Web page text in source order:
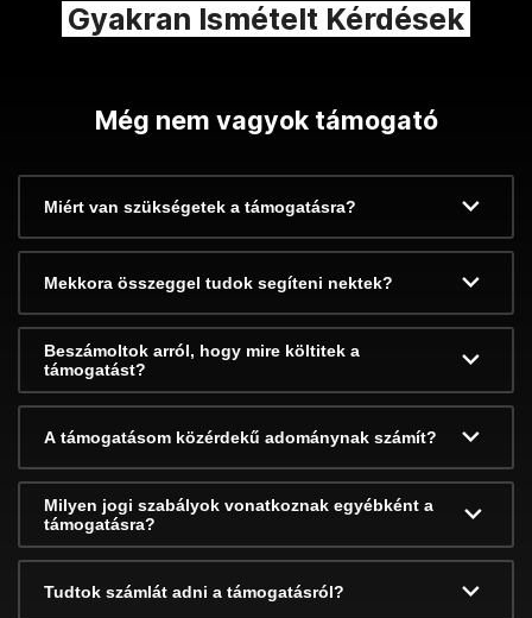
Gyakran Ismételt Kérdések
Még nem vagyok támogató
Miért van szükségetek a támogatásra?
Mekkora összeggel tudok segíteni nektek?
Beszámoltok arról, hogy mire költitek a
támogatást?
A támogatásom közérdekű adománynak számít?
Milyen jogi szabályok vonatkoznak egyébként a
támogatásra?
Tudtok számlát adni a támogatásról?